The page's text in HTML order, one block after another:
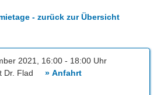
SGB III / AZAV
- zurück zur Übersicht
2021, 16:00 - 18:00 Uhr
Dr. Flad » Anfahrt